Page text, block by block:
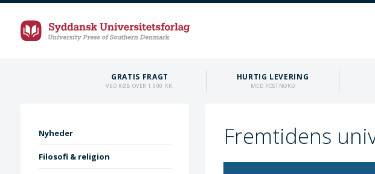
GRATIS FRAGT
VED KØB OVER 1.000 KR.
HURTIG LEVERING
MED POSTNORD
Nyheder
Filosofi & religion
Fremtidens